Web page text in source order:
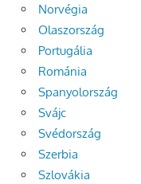
Norvégia
Olaszország
Portugália
Románia
Spanyolország
Svájc
Svédország
Szerbia
Szlovákia